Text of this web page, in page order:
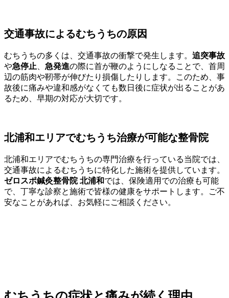
交通事故によるむちうちの原因
むちうちの多くは、交通事故の衝撃で発生します。 追突事故
や急停止 急発進の際に首が鞭のようにしなることで、首周
辺の筋肉や靭帯が伸びたり損傷したりします。このため、事
故後に痛みや違和感がなくても数日後に症状が出ることがあ
るため、早期の対応が大切です。
北浦和エリアでむちうち治療が可能な整骨院
北浦和エリアでむちうちの専門治療を行っている当院では、
交通事故によるむちうちに特化した施術を提供しています。
ゼロスポ鍼灸整骨院 北浦和では、保険適用での治療も可能
で、丁寧な診察と施術で皆様の健康をサポートします。ご不
安なことがあれば、お気軽にご相談ください。